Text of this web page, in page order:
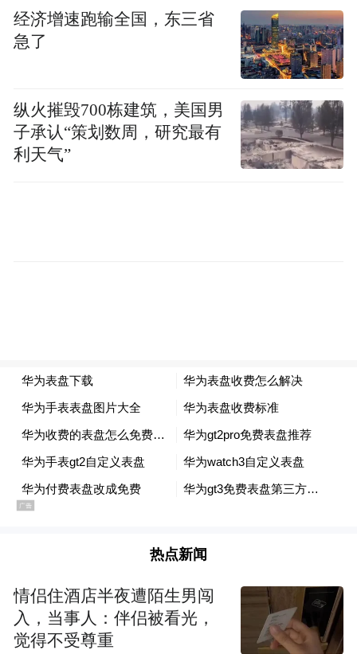
急危重症患者开通绿色通道，将稳定康复期
患者有序下转至老年病医院进行接续治疗。
同时双方开展康复技术指导、人员培训和质
全。
此次签约标志着两院在分级诊疗与DIP支付改
“特别声明：以上作品内容(包括在内的视频、图片或音
布，本平台仅提供信息存储空间服务。
Notice: The content above (including the videos,
by the user of Dafeng Hao, which is a social media
platform and merely provides information storage
space services.”
经济增速跑输全国，东三省
急了
纵火摧毁700栋建筑，美国男
子承认“策划数周，研究最有
利天气”
热点新闻
情侣住酒店半夜遭陌生男闯
入，当事人：伴侣被看光，
觉得不受尊重